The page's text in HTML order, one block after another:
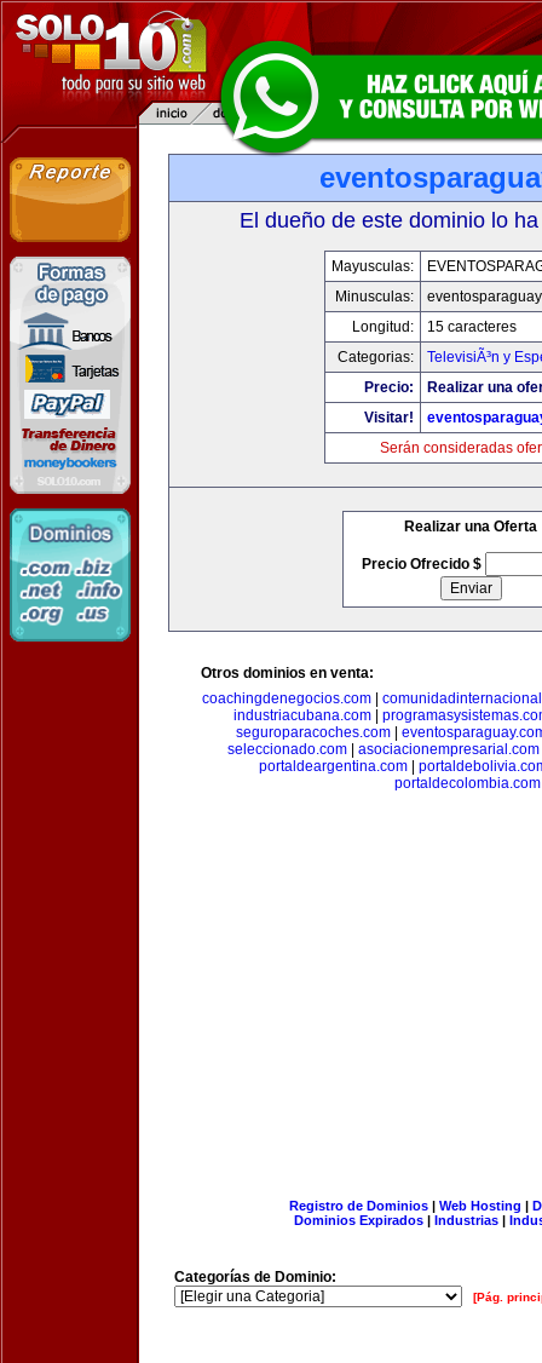
El dueño de este dominio lo
Mayusculas:
Minusculas:
Longitud:
15 caracteres
Categorias:
TelevisiÃ³n y
Precio:
Realizar una
Visitar!
Serán consideradas
Realizar una Oferta
Precio Ofrecido $
Otros dominios en venta:
coachingdenegocios.com
industriacubana.com
seguroparacoches.com|
seleccionado.com| asociacionempresarial.com
portaldeargentina.com|
portaldecolombia.com
Registro de Dominios| Web Hosting |
Dominios Expirados | Industrias |
Categorías de Dominio:
[Pág.